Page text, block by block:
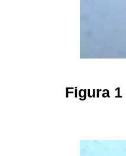
Figura 1